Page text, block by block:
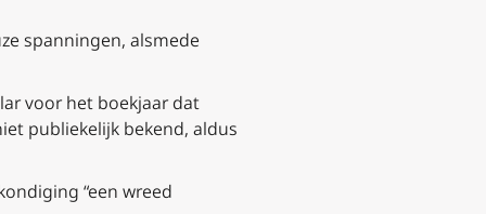
spanningen, alsmede
voor het boekjaar dat
publiekelijk bekend, aldus
“een wreed